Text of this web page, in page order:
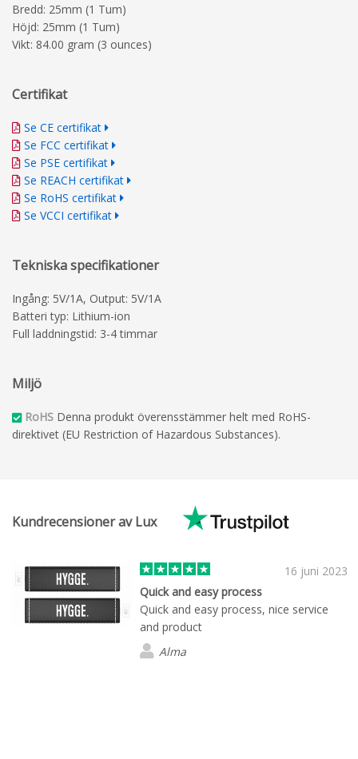
Bredd: 25mm (1 Tum)
Höjd: 25mm (1 Tum)
Vikt: 84.00 gram (3 ounces)
Certifikat
Se CE certifikat
Se FCC certifikat
Se PSE certifikat
Se REACH certifikat
Se RoHS certifikat
Se VCCI certifikat
Tekniska specifikationer
Ingång: 5V/1A, Output: 5V/1A
Batteri typ: Lithium-ion
Full laddningstid: 3-4 timmar
Miljö
RoHS Denna produkt överensstämmer helt med RoHS-
direktivet (EU Restriction of Hazardous Substances).
Kundrecensioner av Lux
16 juni 2023
Quick and easy process
Quick and easy process, nice service
and product
Alma